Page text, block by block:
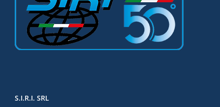
S.I.R.I. SRL